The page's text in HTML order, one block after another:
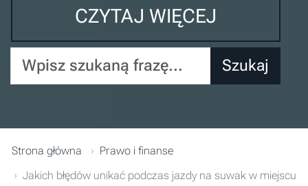
CZYTAJ WIĘCEJ
Wpisz szukaną frazę... Szukaj
Strona główna
Prawo i finanse
Jakich błędów unikać podczas jazdy na suwak w miejscu